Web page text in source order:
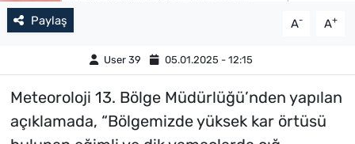
Paylaş A- A+
User 39 05.01.2025 - 12:15
Meteoroloji 13. Bölge Müdürlüğü’nden yapılan
açıklamada, “Bölgemizde yüksek kar örtüsü